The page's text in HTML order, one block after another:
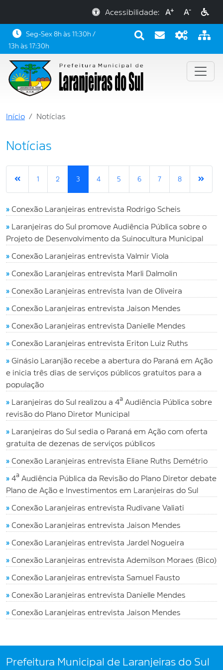
Acessibilidade: A+ A-
Seg-Sex 8h às 11:30h /
13h às 17:30h
Início Notícias
Notícias
1 2 3 4 5 6 7 8
» Conexão Laranjeiras entrevista Rodrigo Scheis
»
Laranjeiras do Sul promove Audiência Pública sobre o
Projeto de Desenvolvimento da Suinocultura Municipal
» Conexão Laranjeiras entrevista Valmir Viola
» Conexão Laranjeiras entrevista Marli Dalmolin
» Conexão Laranjeiras entrevista Ivan de Oliveira
» Conexão Laranjeiras entrevista Jaison Mendes
» Conexão Laranjeiras entrevista Danielle Mendes
» Conexão Laranjeiras entrevista Eriton Luiz Ruths
» Ginásio Laranjão recebe a abertura do Paraná em Ação
e inicia três dias de serviços públicos gratuitos para a
população
»
Laranjeiras do Sul realizou a 4ª Audiência Pública sobre
revisão do Plano Diretor Municipal
»
Laranjeiras do Sul sedia o Paraná em Ação com oferta
gratuita de dezenas de serviços públicos
» Conexão Laranjeiras entrevista Eliane Ruths Demétrio
» 4ª Audiência Pública da Revisão do Plano Diretor debate
Plano de Ação e Investimentos em Laranjeiras do Sul
» Conexão Laranjeiras entrevista Rudivane Valiati
» Conexão Laranjeiras entrevista Jaison Mendes
» Conexão Laranjeiras entrevista Jardel Nogueira
» Conexão Laranjeiras entrevista Ademilson Moraes (Bico)
» Conexão Laranjeiras entrevista Samuel Fausto
» Conexão Laranjeiras entrevista Danielle Mendes
» Conexão Laranjeiras entrevista Jaison Mendes
Prefeitura Municipal de Laranjeiras do Sul